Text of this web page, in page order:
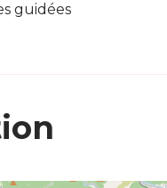
guidées